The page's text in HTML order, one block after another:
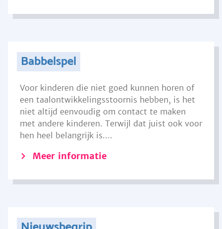
Babbelspel
Voor kinderen die niet goed kunnen horen of
een taalontwikkelingsstoornis hebben, is het
niet altijd eenvoudig om contact te maken
met andere kinderen. Terwijl dat juist ook voor
hen heel belangrijk is....
Meer informatie